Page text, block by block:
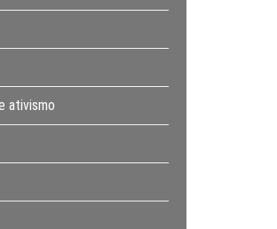
ativismo